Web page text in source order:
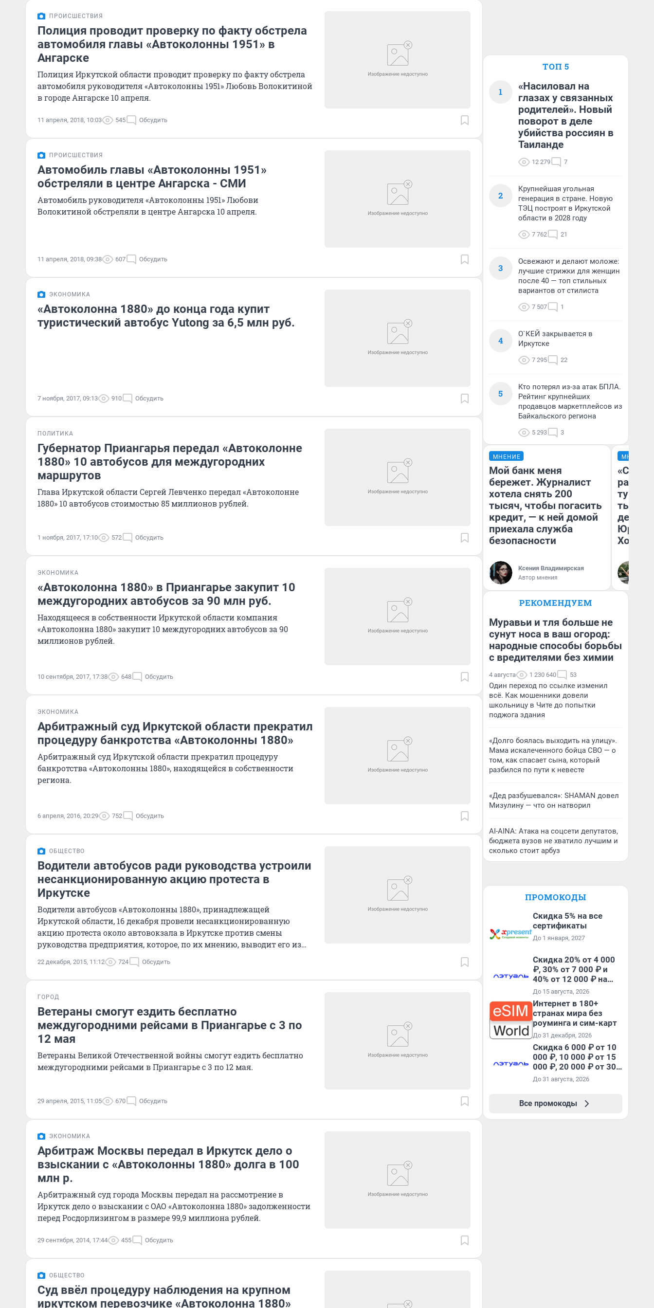
ПРОИСШЕСТВИЯ
Полиция проводит проверку по факту обстрела
автомобиля главы «Автоколонны 1951» в
Ангарске
Полиция Иркутской области проводит проверку по факту обстрела
автомобиля руководителя «Автоколонны 1951» Любовь Волокитиной
в городе Ангарске 10 апреля.
11 апреля, 2018, 10:03 545 Обсудить
ПРОИСШЕСТВИЯ
Автомобиль главы «Автоколонны 1951»
обстреляли в центре Ангарска - СМИ
Автомобиль руководителя «Автоколонны 1951» Любови
Волокитиной обстреляли в центре Ангарска 10 апреля.
11 апреля, 2018, 09:38 607 Обсудить
ЭКОНОМИКА
«Автоколонна 1880» до конца года купит
туристический автобус Yutong за 6,5 млн руб.
7 ноября, 2017, 09:13 910 Обсудить
ПОЛИТИКА
Губернатор Приангарья передал «Автоколонне
1880» 10 автобусов для междугородних
маршрутов
Глава Иркутской области Сергей Левченко передал «Автоколонне
1880» 10 автобусов стоимостью 85 миллионов рублей.
1 ноября, 2017, 17:10 572 Обсудить
ЭКОНОМИКА
«Автоколонна 1880» в Приангарье закупит 10
междугородних автобусов за 90 млн руб.
Находящееся в собственности Иркутской области компания
«Автоколонна 1880» закупит 10 междугородних автобусов за 90
миллионов рублей.
10 сентября, 2017, 17:38 648 Обсудить
ЭКОНОМИКА
Арбитражный суд Иркутской области прекратил
процедуру банкротства «Автоколонны 1880»
Арбитражный суд Иркутской области прекратил процедуру
банкротства «Автоколонны 1880», находящейся в собственности
региона.
6 апреля, 2016, 20:29 752 Обсудить
ОБЩЕСТВО
Водители автобусов ради руководства устроили
несанкционированную акцию протеста в
Иркутске
Водители автобусов «Автоколонны 1880», принадлежащей
Иркутской области, 16 декабря провели несанкционированную
акцию протеста около автовокзала в Иркутске против смены
руководства предприятия, которое, по их мнению, выводит его из
22 декабря, 2015, 11:12 724 Обсудить
ГОРОД
Ветераны смогут ездить бесплатно
междугородними рейсами в Приангарье с 3 по
12 мая
Ветераны Великой Отечественной войны смогут ездить бесплатно
междугородними рейсами в Приангарье с 3 по 12 мая.
29 апреля, 2015, 11:05 670 Обсудить
ЭКОНОМИКА
Арбитраж Москвы передал в Иркутск дело о
взыскании с «Автоколонны 1880» долга в 100
млн р.
Арбитражный суд города Москвы передал на рассмотрение в
Иркутск дело о взыскании с ОАО «Автоколонна 1880» задолженности
перед Росдорлизингом в размере 99,9 миллиона рублей.
29 сентября, 2014, 17:44 455 Обсудить
ОБЩЕСТВО
Суд ввёл процедуру наблюдения на крупном
иркутском перевозчике «Автоколонна 1880»
ТОП 5
1
«Насиловал на
глазах у связанных
родителей». Новый
поворот в деле
убийства россиян в
Таиланде
12 279 7
2
Крупнейшая угольная
генерация в стране. Новую
ТЭЦ построят в Иркутской
области в 2028 году
7 762 21
3
Освежают и делают моложе:
лучшие стрижки для женщин
после 40 — топ стильных
вариантов от стилиста
7 507 1
4
О`КЕЙ закрывается в
Иркутске
7 295 22
5
Кто потерял из-за атак БПЛА.
Рейтинг крупнейших
продавцов маркетплейсов из
Байкальского региона
5 293 3
МНЕНИЕ
Мой банк меня
бережет. Журналист
хотела снять 200
тысяч, чтобы погасить
кредит, — к ней домой
приехала служба
безопасности
Ксения Владимирская
Автор мнения
МНЕНИЕ
тысяч,
день
РЕКОМЕНДУЕМ
Муравьи и тля больше не
сунут носа в ваш огород:
народные способы борьбы
с вредителями без химии
4 августа 1 230 640 53
Один переход по ссылке изменил
всё. Как мошенники довели
школьницу в Чите до попытки
поджога здания
«Долго боялась выходить на улицу».
Мама искалеченного бойца СВО — о
том, как спасает сына, который
разбился по пути к невесте
«Дед разбушевался»: SHAMAN довел
Мизулину — что он натворил
AI-AINA: Атака на соцсети депутатов,
бюджета вузов не хватило лучшим и
сколько стоит арбуз
ПРОМОКОДЫ
Скидка 5% на все
сертификаты
До 1 января, 2027
Скидка 20% от 4 000
₽, 30% от 7 000 ₽ и
40% от 12 000 ₽ на
первый и все
повторные заказы по
промокоду ТРЕНД
До 15 августа, 2026
Интернет в 180+
странах мира без
роуминга и сим-карт
До 31 декабря, 2026
Скидка 6 000 ₽ от 10
000 ₽, 10 000 ₽ от 15
000 ₽, 20 000 ₽ от 30
000 ₽ и 35 000 ₽ от 50
промокоду НАБЕРИ
До 31 августа, 2026
Все промокоды